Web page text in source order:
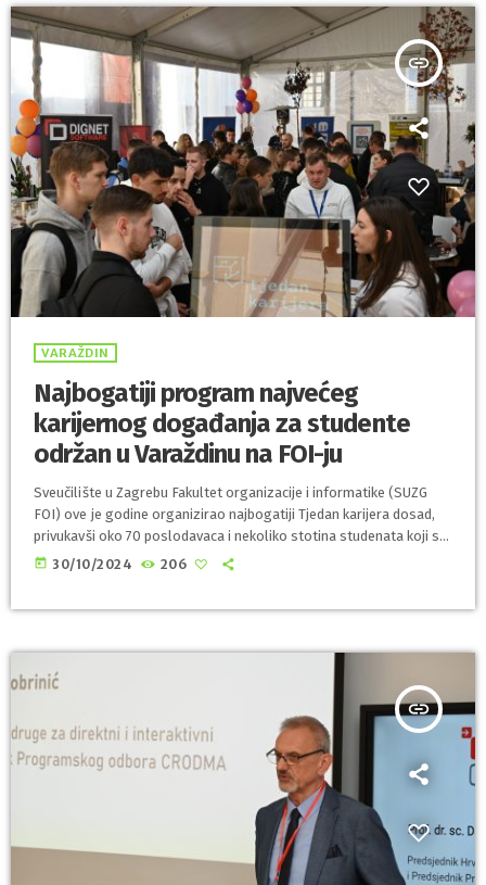
različite znanosti, čime se potiče […]
insert_link
VARAŽDIN
Najbogatiji program najvećeg
karijernog događanja za studente
održan u Varaždinu na FOI-ju
Sveučilište u Zagrebu Fakultet organizacije i informatike (SUZG
FOI) ove je godine organizirao najbogatiji Tjedan karijera dosad,
privukavši oko 70 poslodavaca i nekoliko stotina studenata koji su
svakodnevno sudjelovali na raznovrsnim panelima, radionicama i
today 30/10/2024 206
insert_link